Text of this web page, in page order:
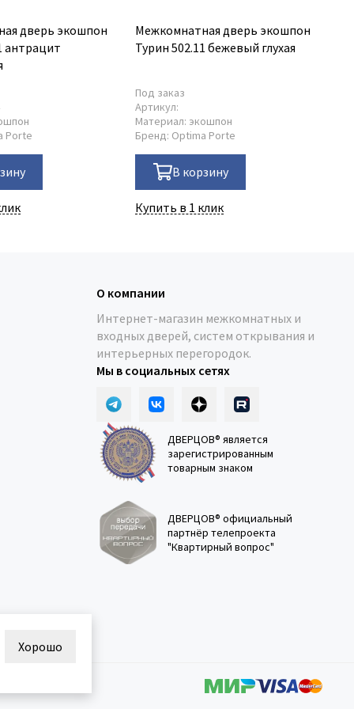
дверь экошпон
антрацит
Porte
Межкомнатная дверь экошпон
Турин 502.11 бежевый глухая
Под заказ
Артикул:
Материал: экошпон
Бренд: Optima Porte
В корзину
Купить в 1 клик
О компании
Интернет-магазин межкомнатных и
входных дверей, систем открывания и
интерьерных перегородок.
Мы в социальных сетях
ДВЕРЦОВ® является
зарегистрированным
товарным знаком
ДВЕРЦОВ® официальный
партнёр телепроекта
"Квартирный вопрос"
Хорошо